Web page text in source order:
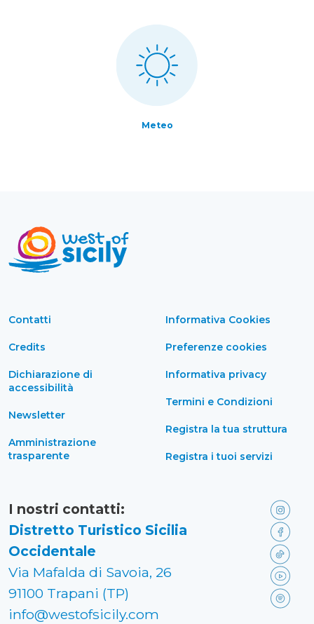
Meteo
Contatti
Credits
Dichiarazione di
accessibilità
Newsletter
Amministrazione
trasparente
Informativa Cookies
Preferenze cookies
Informativa privacy
Termini e Condizioni
Registra la tua struttura
Registra i tuoi servizi
I nostri contatti:
Distretto Turistico Sicilia
Occidentale
Via Mafalda di Savoia, 26
91100 Trapani (TP)
info@westofsicily.com